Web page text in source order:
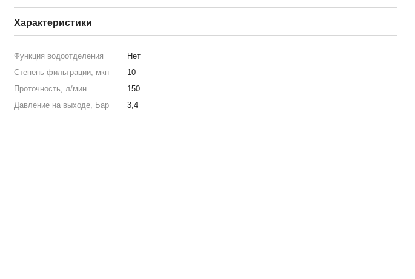
Характеристики
Функция водоотделения
Нет
Степень фильтрации, мкн
10
Проточность, л/мин
150
Давление на выходе, Бар
3,4